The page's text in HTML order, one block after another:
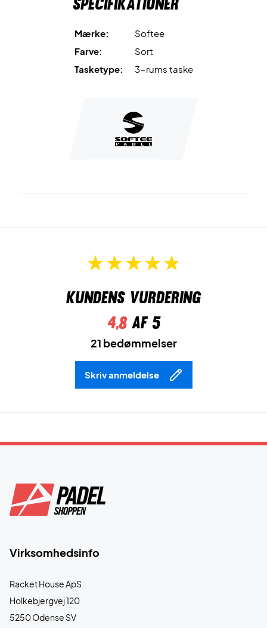
Mærke:
Softee
Farve:
Sort
Tasketype:
3-rums taske
Kundens vurdering
4,8af 5
21 bedømmelser
Skriv anmeldelse
Virksomhedsinfo
Racket House ApS
Holkebjergvej 120
5250 Odense SV